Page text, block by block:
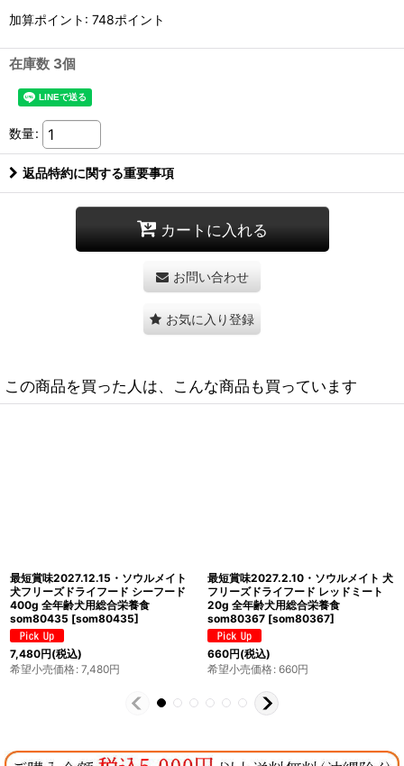
加算ポイント: 748ポイント
在庫数 3個
数量:
返品特約に関する重要事項
カートに入れる
お問い合わせ
お気に入り登録
この商品を買った人は、こんな商品も買っています
最短賞味2027.3.8・ソウルメイト 犬
ベイクド＆エアドライフード チキン
40g 全年齢犬用総合栄養食
som80039 [som80039]
330円(税込)
希望小売価格: 330円
最短賞味2027.7.29・ソウルメイト 猫
フリーズドライフード チキン20g 全
年齢猫用総合栄養食som80480
[som80480]
660円(税込)
希望小売価格: 660円